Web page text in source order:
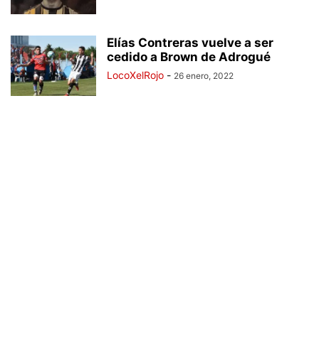
Elías Contreras vuelve a ser
cedido a Brown de Adrogué
LocoXelRojo - 26 enero, 2022